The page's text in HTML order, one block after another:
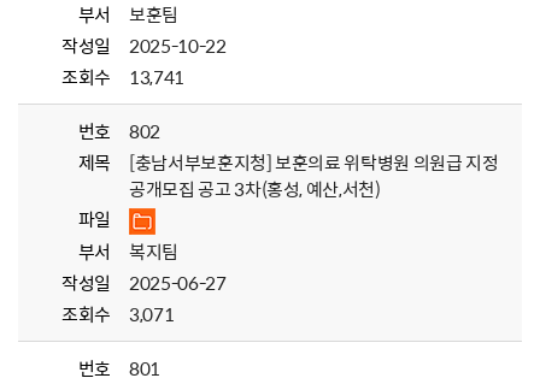
부서
보훈팀
작성일
2025-10-22
조회수
13,741
번호
802
제목
[충남서부보훈지청] 보훈의료 위탁병원 의원급 지정
공개모집 공고 3차(홍성, 예산,서천)
파일
부서
복지팀
작성일
2025-06-27
조회수
3,071
번호
801